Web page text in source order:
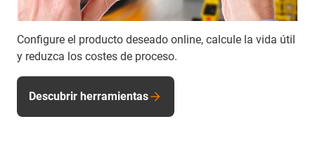
Configure el producto deseado online, calcule la vida útil
y reduzca los costes de proceso.
Descubrir herramientas